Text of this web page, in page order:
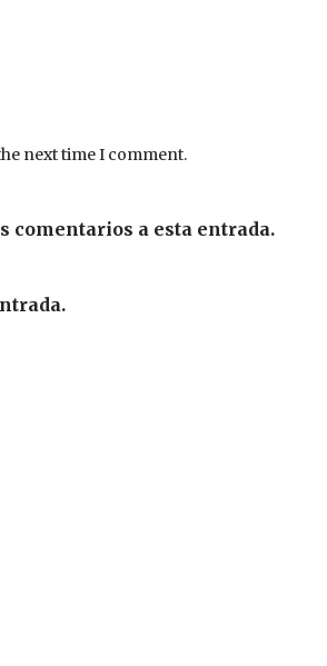
next time I comment.
comentarios a esta entrada.